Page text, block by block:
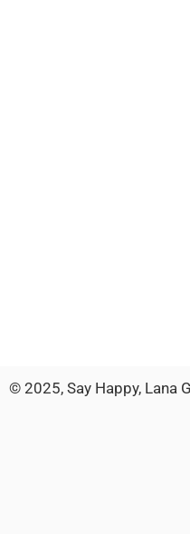
© 2025, Say Happy, Lana